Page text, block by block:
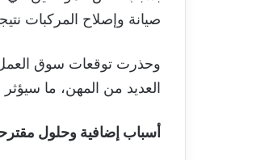
صيانة وإصلاح المركبات
وحذرت توقعات سوق العمل
العديد من المهن، ما
أسباب إضافية وحلول